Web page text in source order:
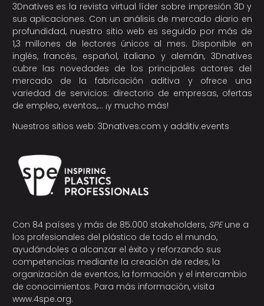
3Dnatives es la revista virtual líder sobre impresión 3D y
sus aplicaciones. Con un análisis de mercado diario en
profundidad, nuestro sitio web es seguido por más de
1,3 millones de lectores únicos al mes. Disponible en
inglés, francés, español, italiano y alemán, 3Dnatives
cubre las novedades de los principales actores del
mercado de la fabricación aditiva y ofrece una
variedad de servicios: directorio de empresas, ofertas
de empleo, eventos,… ¡y mucho más!
Nuestros sitios web: 3Dnatives.com y additiv.events
Con 84 países y más de 85.000 stakeholders, SPEune a
los profesionales del plástico de todo el mundo,
ayudándoles a alcanzar el éxito y reforzando sus
competencias mediante la creación de redes, la
organización de eventos, la formación y el intercambio
de conocimientos. Para más información, visita
www.4spe.org.